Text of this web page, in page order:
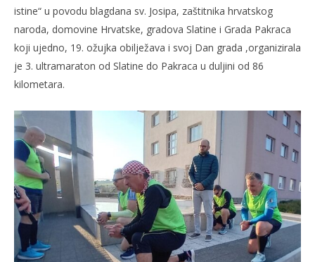
istine“ u povodu blagdana sv. Josipa, zaštitnika hrvatskog
naroda, domovine Hrvatske, gradova Slatine i Grada Pakraca
koji ujedno, 19. ožujka obilježava i svoj Dan grada ,organizirala
je 3. ultramaraton od Slatine do Pakraca u duljini od 86
kilometara.